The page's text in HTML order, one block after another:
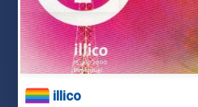
illico